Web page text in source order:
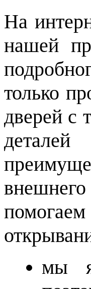
На
нашей
только
дверей с
мы